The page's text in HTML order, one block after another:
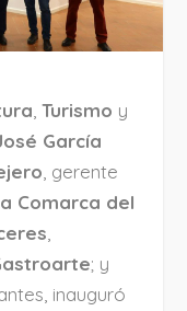
,Turismo y
García
, gerente
Comarca del
; y
inauguró